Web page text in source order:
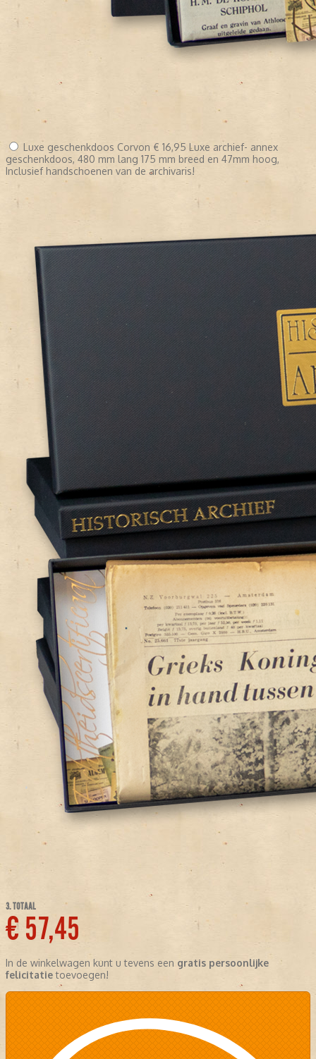
Luxe geschenkdoos Corvon € 16,95 Luxe archief- annex
geschenkdoos, 480 mm lang 175 mm breed en 47mm hoog,
Inclusief handschoenen van de archivaris!
3. TOTAAL
€ 57,45
In de winkelwagen kunt u tevens een gratis persoonlijke
felicitatietoevoegen!